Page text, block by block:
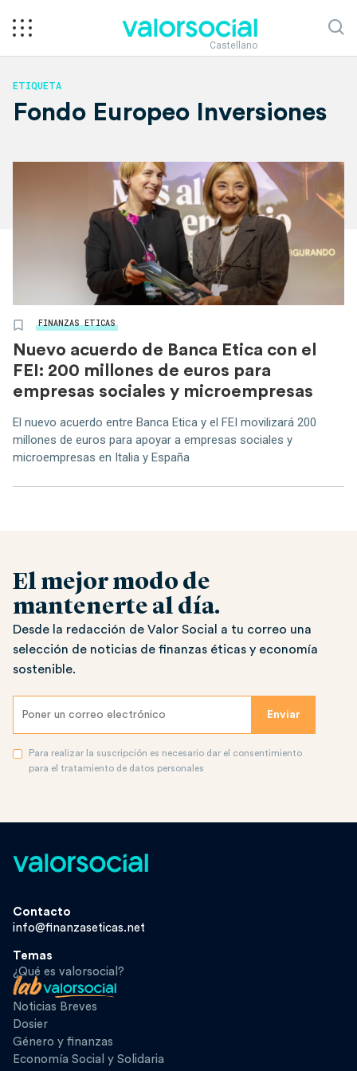
Castellano
ETIQUETA
Fondo Europeo Inversiones
FINANZAS ETICAS
Nuevo acuerdo de Banca Etica con el
FEI: 200 millones de euros para
empresas sociales y microempresas
El nuevo acuerdo entre Banca Etica y el FEI movilizará 200
millones de euros para apoyar a empresas sociales y
microempresas en Italia y España
El mejor modo de
mantenerte al día.
Desde la redacción de Valor Social a tu correo una
selección de noticias de finanzas éticas y economía
sostenible.
Para realizar la suscripción es necesario dar el consentimiento
para el tratamiento de datos personales
Contacto
info@finanzaseticas.net
Temas
¿Qué es valorsocial?
Noticias Breves
Dosier
Género y finanzas
Economía Social y Solidaria